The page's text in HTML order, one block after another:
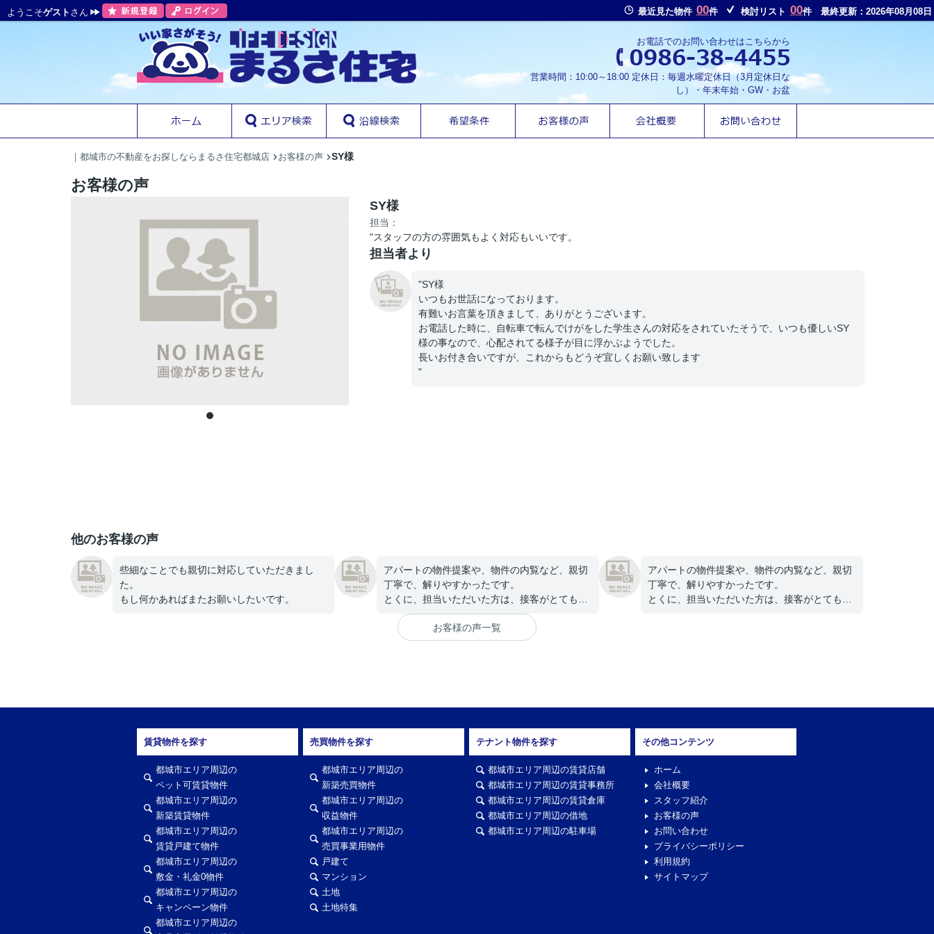
ようこそゲスト さん 最近見た物件 00件 検討リスト 00件 最終更新：2026年08月08日
お電話でのお問い合わせはこちらから
営業時間：10:00～18:00 定休日：毎週水曜定休日（3月定休日な
し）・年末年始・GW・お盆
｜都城市の不動産をお探しならまるさ住宅都城店 お客様の声 SY様
お客様の声
SY様
担当：
"スタッフの方の雰囲気もよく対応もいいです。
担当者より
"SY様
いつもお世話になっております。
有難いお言葉を頂きまして、ありがとうございます。
お電話した時に、自転車で転んでけがをした学生さんの対応をされていたそうで、いつも優しいSY
様の事なので、心配されてる様子が目に浮かぶようでした。
長いお付き合いですが、これからもどうぞ宜しくお願い致します
"
他のお客様の声
些細なことでも親切に対応していただきまし
た。
もし何かあればまたお願いしたいです。
アパートの物件提案や、物件の内覧など、親切
丁寧で、解りやすかったです。
とくに、担当いただいた方は、接客がとても良
かったです。
ありがとうございました。
アパートの物件提案や、物件の内覧など、親切
丁寧で、解りやすかったです。
とくに、担当いただいた方は、接客がとても良
お客様の声一覧
賃貸物件を探す
都城市エリア周辺の
ペット可賃貸物件
都城市エリア周辺の
新築賃貸物件
都城市エリア周辺の
賃貸戸建て物件
都城市エリア周辺の
敷金・礼金0物件
都城市エリア周辺の
キャンペーン物件
都城市エリア周辺の
売買物件を探す
都城市エリア周辺の
新築売買物件
都城市エリア周辺の
収益物件
都城市エリア周辺の
売買事業用物件
戸建て
マンション
土地
土地特集
テナント物件を探す
都城市エリア周辺の賃貸店舗
都城市エリア周辺の賃貸事務所
都城市エリア周辺の賃貸倉庫
都城市エリア周辺の借地
都城市エリア周辺の駐車場
その他コンテンツ
ホーム
会社概要
スタッフ紹介
お客様の声
お問い合わせ
プライバシーポリシー
利用規約
サイトマップ